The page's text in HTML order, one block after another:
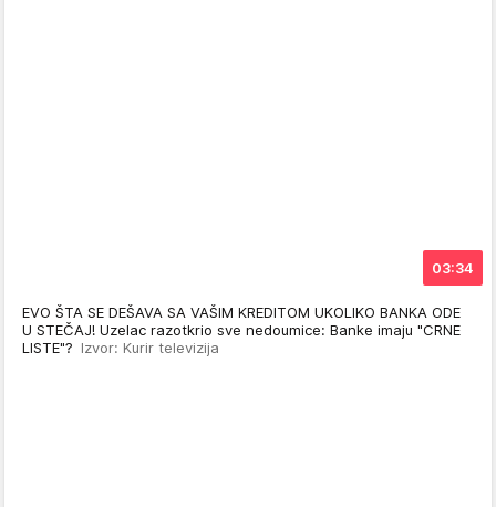
03:34
EVO ŠTA SE DEŠAVA SA VAŠIM KREDITOM UKOLIKO BANKA ODE
U STEČAJ! Uzelac razotkrio sve nedoumice: Banke imaju "CRNE
LISTE"? Izvor: Kurir televizija